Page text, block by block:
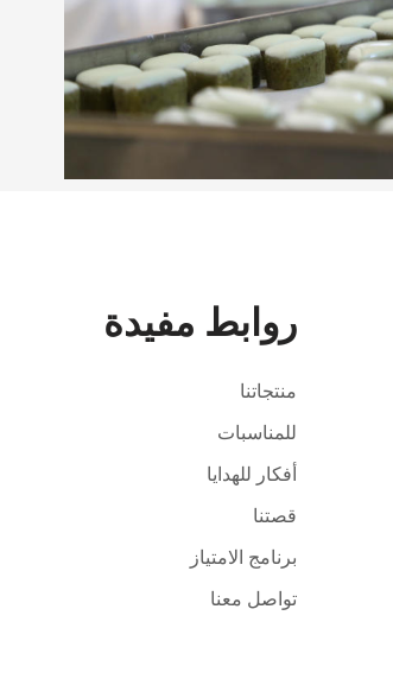
روابط مفيدة
منتجاتنا
للمناسبات
أفكار للهدايا
قصتنا
برنامج الامتياز
تواصل معنا